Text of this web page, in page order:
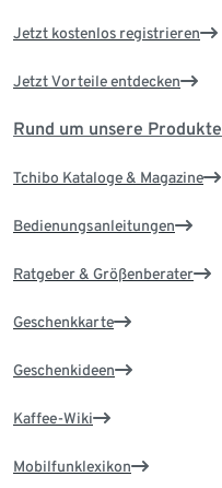
Jetzt kostenlos registrieren
Jetzt Vorteile entdecken
Rund um unsere Produkte
Tchibo Kataloge & Magazine
Bedienungsanleitungen
Ratgeber & Größenberater
Geschenkkarte
Geschenkideen
Kaffee-Wiki
Mobilfunklexikon